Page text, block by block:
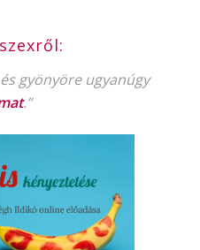
gyönyöre ugyanúgy
.”